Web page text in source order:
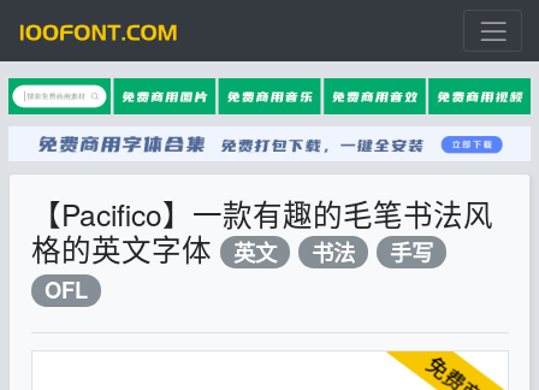
【Pacifico】一款有趣的毛笔书法风
格的英文字体
英文 书法
手写
OFL